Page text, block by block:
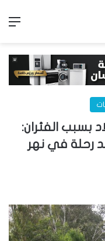
بسبب الفئران:
رحلة في نهر